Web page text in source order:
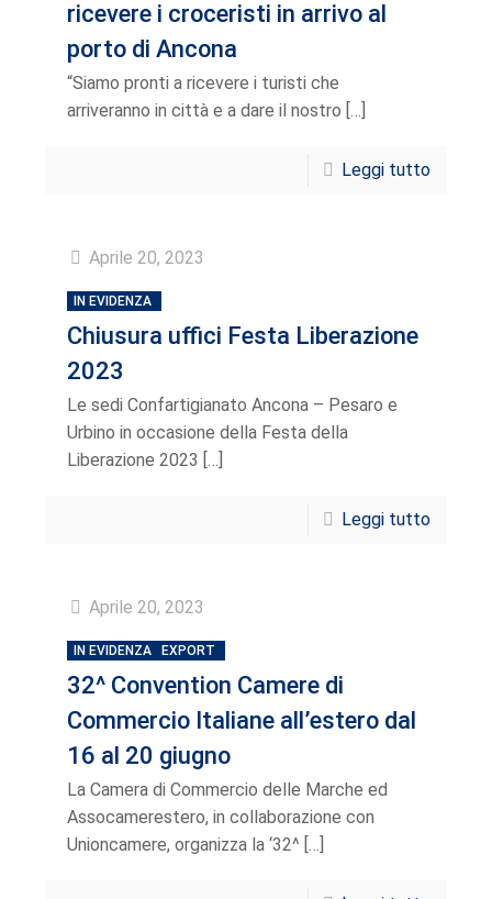
MODA E LAVANDERIA
TRASPORTI
DEMANIALI
ricevere i croceristi in arrivo al
porto di Ancona
“Siamo pronti a ricevere i turisti che
arriveranno in città e a dare il nostro […]
Leggi tutto
Aprile 20, 2023
IN EVIDENZA
Chiusura uffici Festa Liberazione
2023
Le sedi Confartigianato Ancona – Pesaro e
Urbino in occasione della Festa della
Liberazione 2023 […]
Leggi tutto
Aprile 20, 2023
IN EVIDENZA EXPORT
32^ Convention Camere di
Commercio Italiane all’estero dal
16 al 20 giugno
La Camera di Commercio delle Marche ed
Assocamerestero, in collaborazione con
Unioncamere, organizza la ‘32^ […]